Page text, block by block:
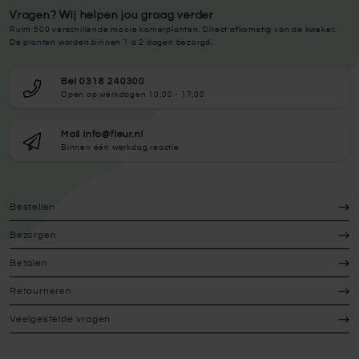
Vragen? Wij helpen jou graag verder
Ruim 500 verschillende mooie kamerplanten. Direct afkomstig van de kweker.
De planten worden binnen 1 à 2 dagen bezorgd.
Bel 0318 240300
Open op werkdagen 10:00 - 17:00
Mail info@fleur.nl
Binnen één werkdag reactie
Bestellen
Bezorgen
Betalen
Retourneren
Veelgestelde vragen